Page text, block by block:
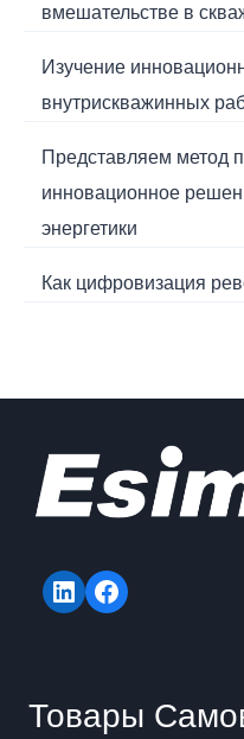
вмешательстве в
Изучение
внутрискважинных
Представляем метод
инновационное
энергетики
Как цифровизация
LinkedInFacebook
Товары